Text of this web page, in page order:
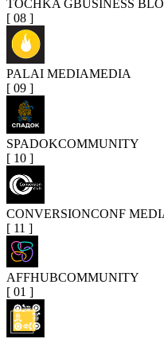
TOCHKA G BUSINESS
[ 08 ]
PALAI MEDIAMEDIA
[ 09 ]
SPADOKCOMMUNITY
[ 10 ]
CONVERSIONCONF
[ 11 ]
AFFHUBCOMMUNITY
[ 01 ]